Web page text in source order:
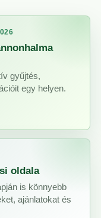
gyűjtés,
egy helyen.
oldala
is könnyebb
ajánlatokat és